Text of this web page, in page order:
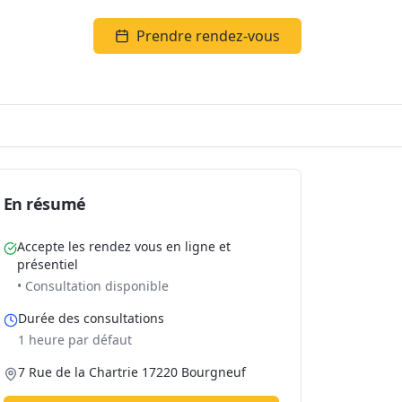
Prendre rendez-vous
En résumé
Accepte les rendez vous en ligne et
présentiel
• Consultation disponible
Durée des consultations
1 heure par défaut
7 Rue de la Chartrie 17220 Bourgneuf